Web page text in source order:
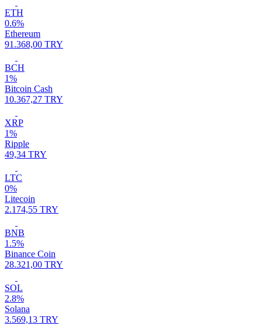
ETH
0.6%
Ethereum
91.368,00 TRY
BCH
1%
Bitcoin Cash
10.367,27 TRY
XRP
1%
Ripple
49,34 TRY
LTC
0%
Litecoin
2.174,55 TRY
BNB
1.5%
Binance Coin
28.321,00 TRY
SOL
2.8%
Solana
3.569,13 TRY